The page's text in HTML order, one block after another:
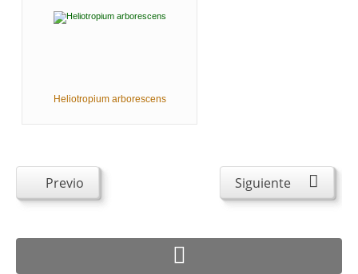
Heliotropium arborescens
Previo Siguiente